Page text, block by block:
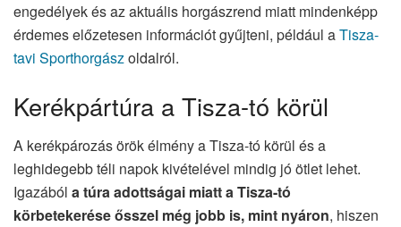
engedélyek és az aktuális horgászrend miatt mindenképp
érdemes előzetesen információt gyűjteni, például aTisza-
tavi Sporthorgászoldalról.
Kerékpártúra a Tisza-tó körül
A kerékpározás örök élmény a Tisza-tó körül és a
leghidegebb téli napok kivételével mindig jó ötlet lehet.
Igazából a túra adottságai miatt a Tisza-tó
körbetekerése ősszel még jobb is, mint nyáron, hiszen